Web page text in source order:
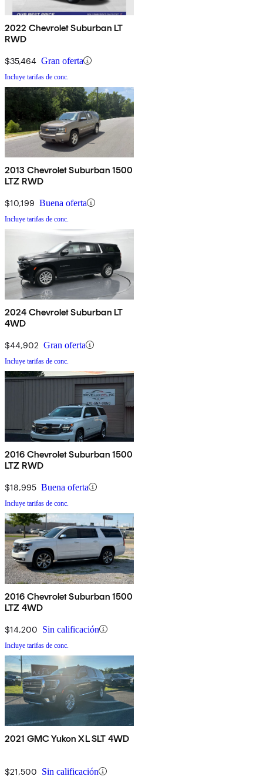
2022 Chevrolet Suburban LT
RWD
$35,464 Gran oferta
Incluye tarifas de conc.
2013 Chevrolet Suburban 1500
LTZ RWD
$10,199 Buena oferta
Incluye tarifas de conc.
2024 Chevrolet Suburban LT
4WD
$44,902 Gran oferta
Incluye tarifas de conc.
2016 Chevrolet Suburban 1500
LTZ RWD
$18,995 Buena oferta
Incluye tarifas de conc.
2016 Chevrolet Suburban 1500
LTZ 4WD
$14,200 Sin calificación
Incluye tarifas de conc.
2021 GMC Yukon XL SLT 4WD
$21,500 Sin calificación